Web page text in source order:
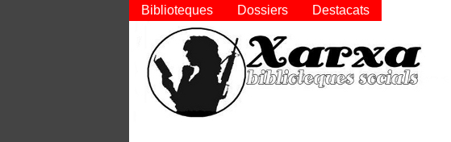
Biblioteques Dossiers Destacats